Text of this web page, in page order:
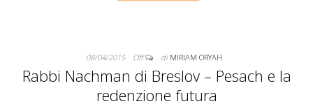
08/04/2015 Off di MIRIAM ORYAH
Rabbi Nachman di Breslov – Pesach e la
redenzione futura